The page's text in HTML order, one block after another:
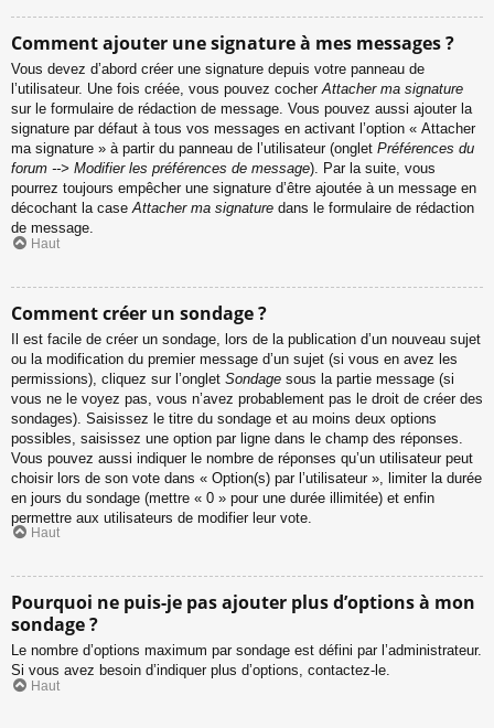
Comment ajouter une signature à mes messages ?
Vous devez d’abord créer une signature depuis votre panneau de
l’utilisateur. Une fois créée, vous pouvez cocherAttacher ma signature
sur le formulaire de rédaction de message. Vous pouvez aussi ajouter la
signature par défaut à tous vos messages en activant l’option « Attacher
ma signature » à partir du panneau de l’utilisateur (onglet Préférences du
forum --> Modifier les préférences de message). Par la suite, vous
pourrez toujours empêcher une signature d’être ajoutée à un message en
décochant la caseAttacher ma signature dans le formulaire de rédaction
de message.
Haut
Comment créer un sondage ?
Il est facile de créer un sondage, lors de la publication d’un nouveau sujet
ou la modification du premier message d’un sujet (si vous en avez les
permissions), cliquez sur l’onglet Sondage sous la partie message (si
vous ne le voyez pas, vous n’avez probablement pas le droit de créer des
sondages). Saisissez le titre du sondage et au moins deux options
possibles, saisissez une option par ligne dans le champ des réponses.
Vous pouvez aussi indiquer le nombre de réponses qu’un utilisateur peut
choisir lors de son vote dans « Option(s) par l’utilisateur », limiter la durée
en jours du sondage (mettre « 0 » pour une durée illimitée) et enfin
permettre aux utilisateurs de modifier leur vote.
Haut
Pourquoi ne puis-je pas ajouter plus d’options à mon
sondage ?
Le nombre d’options maximum par sondage est défini par l’administrateur.
Si vous avez besoin d’indiquer plus d’options, contactez-le.
Haut